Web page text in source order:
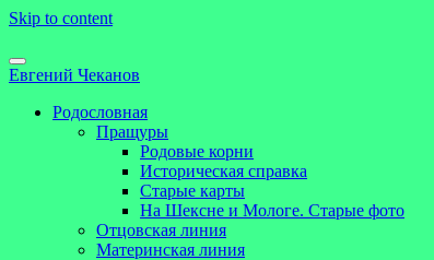
Skip to content
Евгений Чеканов
Родословная
Пращуры
Родовые корни
Историческая справка
Старые карты
На Шексне и Мологе. Старые фото
Отцовская линия
Материнская линия